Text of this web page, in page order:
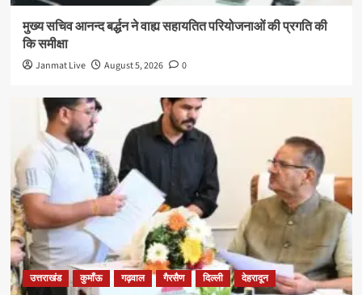
मुख्य सचिव आनन्द बर्द्धन ने वाह्य सहायतित परियोजनाओं की प्रगति की
कि समीक्षा
Janmat Live August 5, 2026 0
उत्तराखंड कुमाँऊ गढ़वाल गैरसैण दिल्ली देहरादून